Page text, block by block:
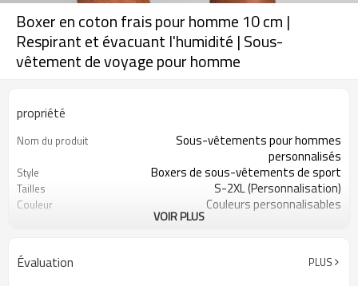
Boxer en coton frais pour homme 10 cm |
Respirant et évacuant l'humidité | Sous-
vêtement de voyage pour homme
propriété
Nom du produit
Sous-vêtements pour hommes
personnalisés
Style Boxers de sous-vêtements de sport
Tailles S-2XL (Personnalisation)
Couleur Couleurs personnalisables
86 % coton, 14 % élasthanne
Conseils d'entretien
Quantité minimale de
1 pièce
VOIR PLUS
Évaluation PLUS